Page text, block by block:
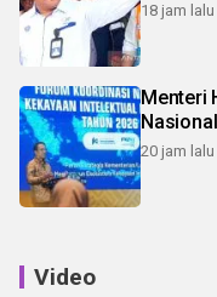
18 jam lalu
Menteri
20 jam lalu
Video